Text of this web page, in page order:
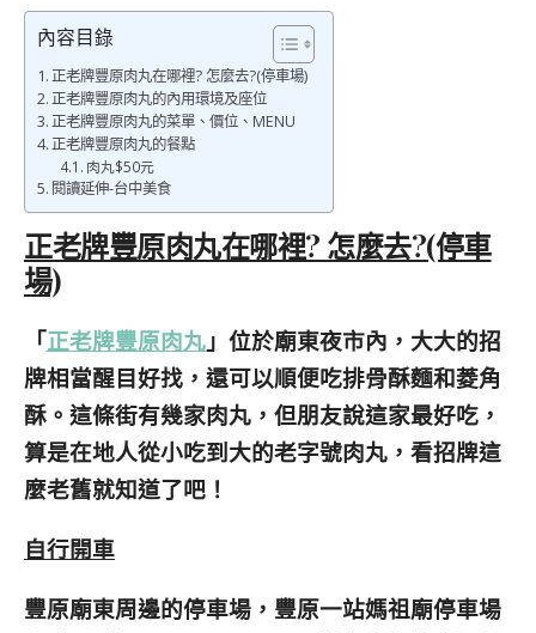
內容目錄
正老牌豐原肉丸在哪裡? 怎麼去?(停車場)
正老牌豐原肉丸的內用環境及座位
正老牌豐原肉丸的菜單、價位、MENU
正老牌豐原肉丸的餐點
肉丸$50元
閱讀延伸-台中美食
正老牌豐原肉丸在哪裡? 怎麼去?(停車
場)
「正老牌豐原肉丸 」位於廟東夜市內，大大的招
牌相當醒目好找，還可以順便吃排骨酥麵和菱角
酥。這條街有幾家肉丸，但朋友說這家最好吃，
算是在地人從小吃到大的老字號肉丸，看招牌這
麼老舊就知道了吧！
自行開車
豐原廟東周邊的停車場， 豐原一站媽祖廟停車場